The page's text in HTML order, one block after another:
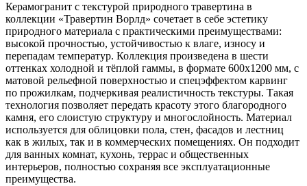
Керамогранит с текстурой природного травертина в
коллекции «Травертин Ворлд» сочетает в себе эстетику
природного материала с практическими преимуществами:
высокой прочностью, устойчивостью к влаге, износу и
перепадам температур. Коллекция произведена в шести
оттенках холодной и тёплой гаммы, в формате 600x1200 мм, с
матовой рельефной поверхностью и спецэффектом карвинг
по прожилкам, подчеркивая реалистичность текстуры. Такая
технология позволяет передать красоту этого благородного
камня, его слоистую структуру и многослойность. Материал
используется для облицовки пола, стен, фасадов и лестниц
как в жилых, так и в коммерческих помещениях. Он подходит
для ванных комнат, кухонь, террас и общественных
интерьеров, полностью сохраняя все эксплуатационные
преимущества.